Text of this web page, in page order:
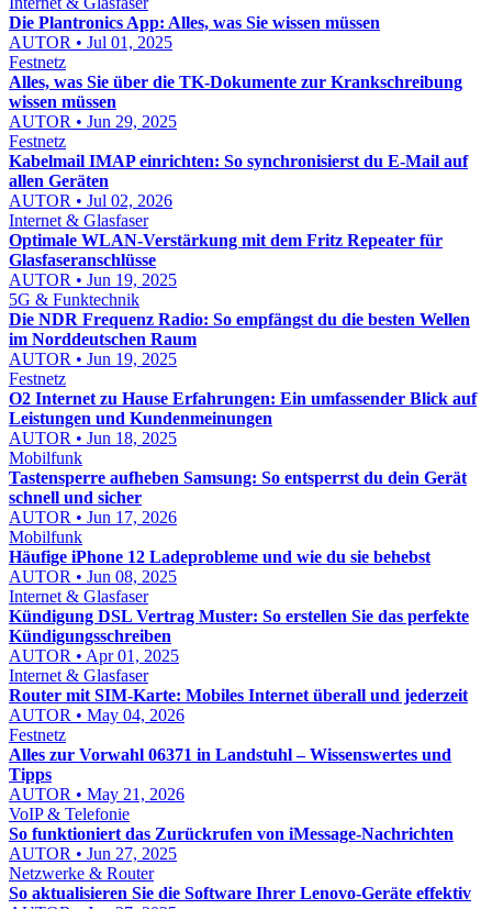
Die Plantronics App: Alles, was Sie wissen müssen
AUTOR • Jul 01, 2025
Festnetz
Alles, was Sie über die TK-Dokumente zur Krankschreibung
wissen müssen
AUTOR • Jun 29, 2025
Festnetz
Kabelmail IMAP einrichten: So synchronisierst du E-Mail auf
allen Geräten
AUTOR • Jul 02, 2026
Internet & Glasfaser
Optimale WLAN-Verstärkung mit dem Fritz Repeater für
Glasfaseranschlüsse
AUTOR • Jun 19, 2025
5G & Funktechnik
Die NDR Frequenz Radio: So empfängst du die besten Wellen
im Norddeutschen Raum
AUTOR • Jun 19, 2025
Festnetz
O2 Internet zu Hause Erfahrungen: Ein umfassender Blick auf
Leistungen und Kundenmeinungen
AUTOR • Jun 18, 2025
Mobilfunk
Tastensperre aufheben Samsung: So entsperrst du dein Gerät
schnell und sicher
AUTOR • Jun 17, 2026
Mobilfunk
Häufige iPhone 12 Ladeprobleme und wie du sie behebst
AUTOR • Jun 08, 2025
Internet & Glasfaser
Kündigung DSL Vertrag Muster: So erstellen Sie das perfekte
Kündigungsschreiben
AUTOR • Apr 01, 2025
Internet & Glasfaser
Router mit SIM-Karte: Mobiles Internet überall und jederzeit
AUTOR • May 04, 2026
Festnetz
Alles zur Vorwahl 06371 in Landstuhl – Wissenswertes und
Tipps
AUTOR • May 21, 2026
VoIP & Telefonie
So funktioniert das Zurückrufen von iMessage-Nachrichten
AUTOR • Jun 27, 2025
Netzwerke & Router
So aktualisieren Sie die Software Ihrer Lenovo-Geräte effektiv